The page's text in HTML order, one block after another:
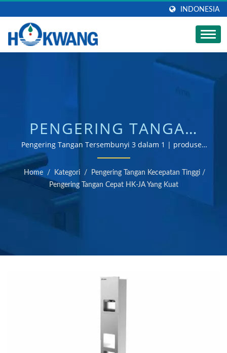
INDONESIA
PENGERING TANGAN
STAINLESS STEEL SATIN
KOMBINASI HK-JA
1600W | PRODUSEN
KERAN AIR DAPUR &
KAMAR MANDI |
HOKWANG
Pengering Tangan Tersembunyi 3 dalam 1 | produsen
pengering tangan dan dispenser sabun bersertifikat
ISO 9001 & 14001
Home / Kategori / Pengering Tangan Kecepatan Tinggi /
Pengering Tangan Cepat HK-JA Yang Kuat